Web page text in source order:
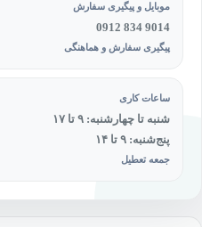
موبایل و پیگیری سفارش
0912 834 9014
پیگیری سفارش و هماهنگی
ساعات کاری
شنبه تا چهارشنبه: ۹ تا ۱۷
پنج‌شنبه: ۹ تا ۱۴
جمعه تعطیل